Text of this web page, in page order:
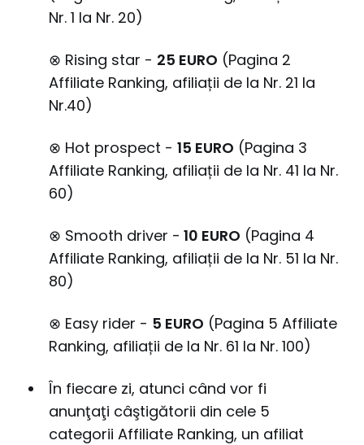
Nr. 1 la Nr. 20)
⊗ Rising star - 25 EURO (Pagina 2
Affiliate Ranking, afiliații de la Nr. 21 la
Nr.40)
⊗ Hot prospect - 15 EURO (Pagina 3
Affiliate Ranking, afiliații de la Nr. 41 la Nr.
60)
⊗ Smooth driver - 10 EURO (Pagina 4
Affiliate Ranking, afiliații de la Nr. 51 la Nr.
80)
⊗ Easy rider - 5 EURO (Pagina 5 Affiliate
Ranking, afiliații de la Nr. 61 la Nr. 100)
În fiecare zi, atunci când vor fi
anunţaţi câştigătorii din cele 5
categorii Affiliate Ranking, un afiliat